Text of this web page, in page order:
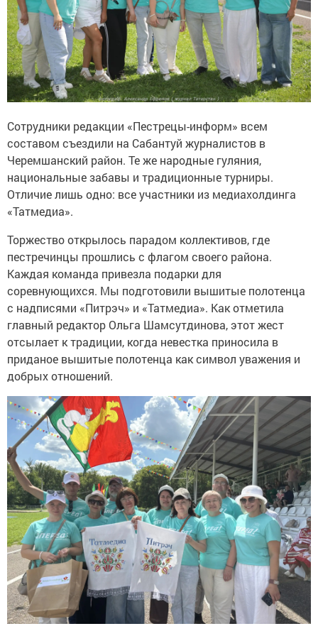
Сотрудники редакции «Пестрецы-информ» всем
составом съездили на Сабантуй журналистов в
Черемшанский район. Те же народные гуляния,
национальные забавы и традиционные турниры.
Отличие лишь одно: все участники из медиахолдинга
«Татмедиа».
Торжество открылось парадом коллективов, где
пестречинцы прошлись с флагом своего района.
Каждая команда привезла подарки для
соревнующихся. Мы подготовили вышитые полотенца
с надписями «Питрэч» и «Татмедиа». Как отметила
главный редактор Ольга Шамсутдинова, этот жест
отсылает к традиции, когда невестка приносила в
приданое вышитые полотенца как символ уважения и
добрых отношений.